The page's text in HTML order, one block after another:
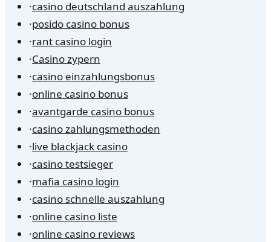
·casino deutschland auszahlung
·posido casino bonus
·rant casino login
·Casino zypern
·casino einzahlungsbonus
·online casino bonus
·avantgarde casino bonus
·casino zahlungsmethoden
·live blackjack casino
·casino testsieger
·mafia casino login
·casino schnelle auszahlung
·online casino liste
·online casino reviews